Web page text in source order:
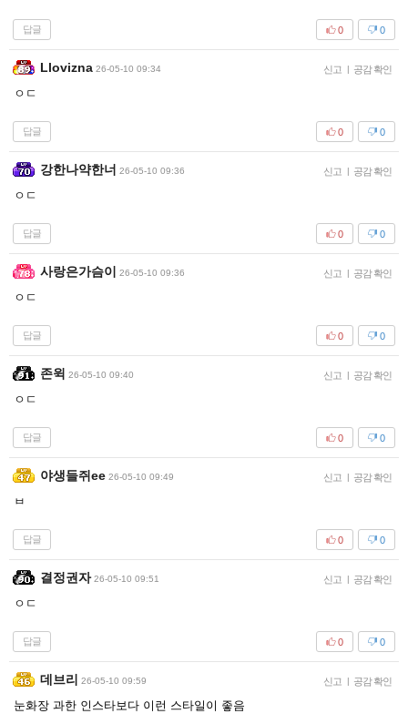
답글 0
0
Llovizna 26-05-10 09:34 신고 공감 확인
ㅇㄷ
답글 0
0
강한나약한너 26-05-10 09:36 신고 공감 확인
ㅇㄷ
답글 0
0
사랑은가슴이 26-05-10 09:36 신고 공감 확인
ㅇㄷ
답글 0
0
존윅 26-05-10 09:40 신고 공감 확인
ㅇㄷ
답글 0
0
야생들쥐ee 26-05-10 09:49 신고 공감 확인
ㅂ
답글 0
0
결정권자 26-05-10 09:51 신고 공감 확인
ㅇㄷ
답글 0
0
데브리 26-05-10 09:59 신고 공감 확인
눈화장 과한 인스타보다 이런 스타일이 좋음